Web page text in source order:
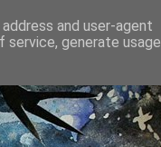
and user-agent
service, generate usage